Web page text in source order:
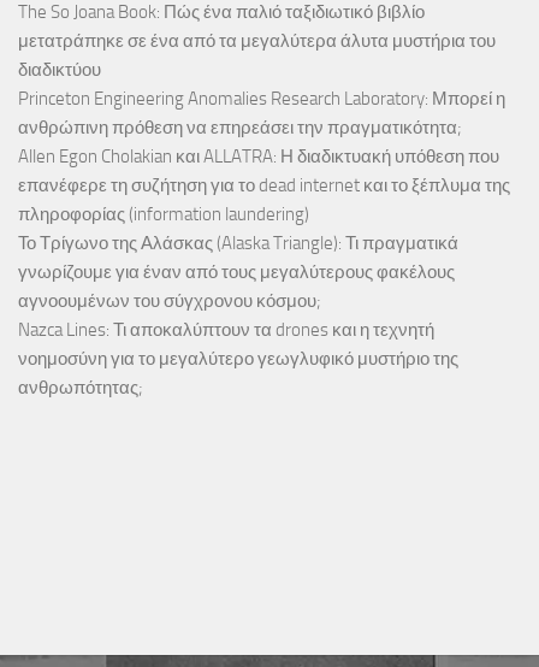
The So Joana Book: Πώς ένα παλιό ταξιδιωτικό βιβλίο
μετατράπηκε σε ένα από τα μεγαλύτερα άλυτα μυστήρια του
διαδικτύου
Princeton Engineering Anomalies Research Laboratory: Μπορεί η
ανθρώπινη πρόθεση να επηρεάσει την πραγματικότητα;
Allen Egon Cholakian και ALLATRA: Η διαδικτυακή υπόθεση που
επανέφερε τη συζήτηση για το dead internet και το ξέπλυμα της
πληροφορίας (information laundering)
Το Τρίγωνο της Αλάσκας (Alaska Triangle): Τι πραγματικά
γνωρίζουμε για έναν από τους μεγαλύτερους φακέλους
αγνοουμένων του σύγχρονου κόσμου;
Nazca Lines: Τι αποκαλύπτουν τα drones και η τεχνητή
νοημοσύνη για το μεγαλύτερο γεωγλυφικό μυστήριο της
ανθρωπότητας;